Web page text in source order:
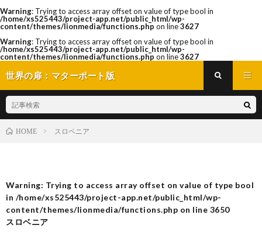
Warning: Trying to access array offset on value of type bool in
/home/xs525443/project-app.net/public_html/wp-
content/themes/lionmedia/functions.php on line3627
Warning: Trying to access array offset on value of type bool in
/home/xs525443/project-app.net/public_html/wp-
content/themes/lionmedia/functions.php on line3627
世界の扉：マターポート版
HOME スロベニア
Warning: Trying to access array offset on value of type bool
in /home/xs525443/project-app.net/public_html/wp-
content/themes/lionmedia/functions.php on line 3650
スロベニア